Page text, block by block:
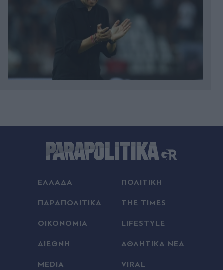
Γαλλία: Απάντησε η πρόεδρος των Οικολόγων
προδοσία - "Θέλει να ωθήσει όλη την Ευρώπη σε
Europa League: Η ΤΣΣΚΑ Σόφιας επιβλήθηκε 3-
γκολ ο Παυλίδης στην εξάρα της Μπενφίκα
ΕΛΛΑΔΑ ΠΟΛΙΤΙΚΗ
ΠΑΡΑΠΟΛΙΤΙΚΑ THE TIMES
ΟΙΚΟΝΟΜΙΑ LIFESTYLE
ΔΙΕΘΝΗ ΑΘΛΗΤΙΚΑ ΝΕΑ
MEDIA VIRAL